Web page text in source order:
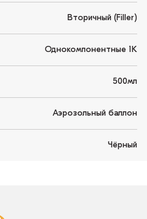
Вторичный (Filler)
Однокомпонентные 1K
500мл
Аэрозольный баллон
Чёрный